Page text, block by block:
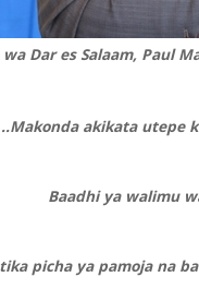
Dar es Salaam, Paul
..Makonda akikata utepe
Baadhi ya walimu
picha ya pamoja na